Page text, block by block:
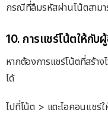
กรณีที่ลืมรหัสผ่านโน้ตสามา
10. การแชร์โน้ตให้กับ
หากต้องการแชร์โน้ตที่สร้าง
ได้
ไปที่โน้ต > แตะไอคอนแชร์